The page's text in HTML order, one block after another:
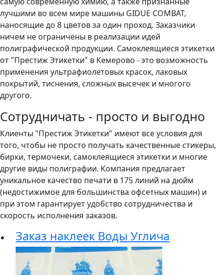
лучшими во всем мире машины GIDUE COMBAT,
наносящие до 8 цветов за один проход. Заказчики
ничем не ограничены в реализации идей
полиграфической продукции. Самоклеящиеся этикетки
от "Престиж Этикетки" в Кемерово - это возможность
применения ультрафиолетовых красок, лаковых
покрытий, тиснения, сложных высечек и многого
другого.
Сотрудничать - просто и выгодно
Клиенты "Престиж Этикетки" имеют все условия для
того, чтобы не просто получать качественные стикеры,
бирки, термочеки, самоклеящиеся этикетки и многие
другие виды полиграфии. Компания предлагает
уникальное качество печати в 175 линий на дюйм
(недостижимое для большинства офсетных машин) и
при этом гарантирует удобство сотрудничества и
скорость исполнения заказов.
Заказ наклеек Воды Углича